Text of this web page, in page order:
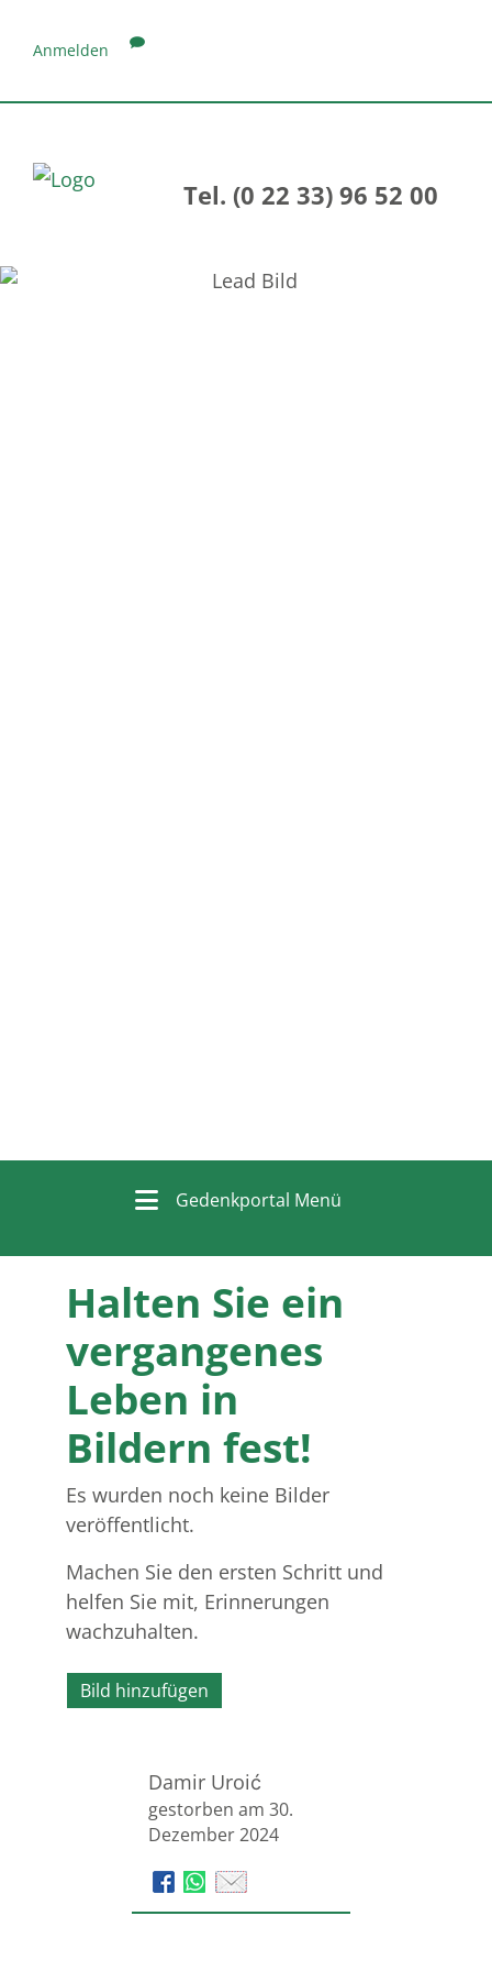
Anmelden
Tel. (0 22 33) 96 52 00
Gedenkportal Menü
Halten Sie ein
vergangenes
Leben in
Bildern fest!
Es wurden noch keine Bilder
veröffentlicht.
Machen Sie den ersten Schritt und
helfen Sie mit, Erinnerungen
wachzuhalten.
Bild hinzufügen
Damir Uroić
gestorben am 30.
Dezember 2024